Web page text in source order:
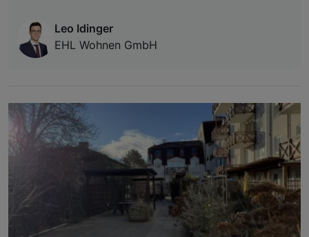
Leo Idinger
EHL Wohnen GmbH